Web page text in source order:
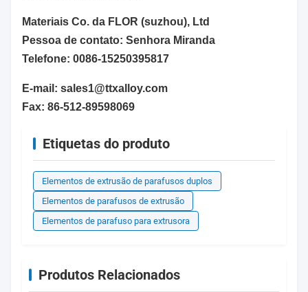
Materiais Co. da FLOR (suzhou), Ltd
Pessoa de contato: Senhora Miranda
Telefone: 0086-15250395817
E-mail: sales1@ttxalloy.com
Fax: 86-512-89598069
Etiquetas do produto
Elementos de extrusão de parafusos duplos
Elementos de parafusos de extrusão
Elementos de parafuso para extrusora
Produtos Relacionados